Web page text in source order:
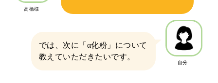
高橋様
自分
では、次に「α化粉」について
教えていただきたいです。